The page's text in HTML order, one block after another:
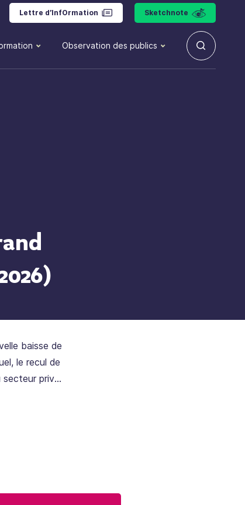
Lettre d’InfOrmation Sketchnote
Observation des publics
baisse de
le recul de
secteur privé
de l’emploi